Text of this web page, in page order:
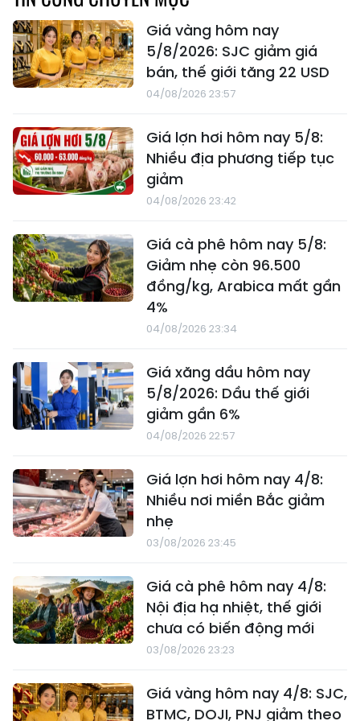
Giá vàng hôm nay
5/8/2026: SJC giảm giá
bán, thế giới tăng 22 USD
04/08/2026 23:57
Giá lợn hơi hôm nay 5/8:
Nhiều địa phương tiếp tục
giảm
04/08/2026 23:42
Giá cà phê hôm nay 5/8:
Giảm nhẹ còn 96.500
đồng/kg, Arabica mất gần
4%
04/08/2026 23:34
Giá xăng dầu hôm nay
5/8/2026: Dầu thế giới
giảm gần 6%
04/08/2026 22:57
Giá lợn hơi hôm nay 4/8:
Nhiều nơi miền Bắc giảm
nhẹ
03/08/2026 23:45
Giá cà phê hôm nay 4/8:
Nội địa hạ nhiệt, thế giới
chưa có biến động mới
03/08/2026 23:23
Giá vàng hôm nay 4/8: SJC,
BTMC, DOJI, PNJ giảm theo